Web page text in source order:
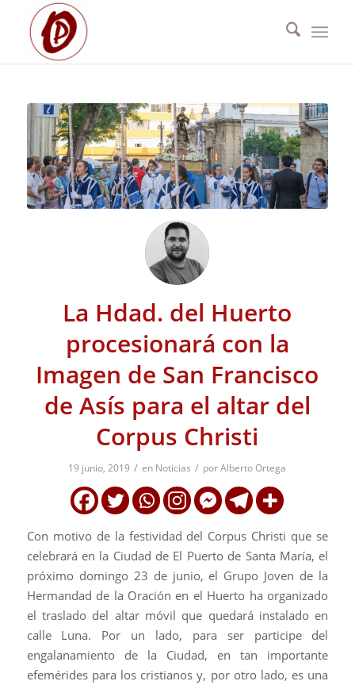
La Hdad. del Huerto
procesionará con la
Imagen de San Francisco
de Asís para el altar del
Corpus Christi
19 junio, 2019 / en Noticias / porAlberto Ortega
Con motivo de la festividad del Corpus Christi que se
celebrará en la Ciudad de El Puerto de Santa María, el
próximo domingo 23 de junio, el Grupo Joven de la
Hermandad de la Oración en el Huerto ha organizado
el traslado del altar móvil que quedará instalado en
calle Luna. Por un lado, para ser participe del
engalanamiento de la Ciudad, en tan importante
efemérides para los cristianos y, por otro lado, es una